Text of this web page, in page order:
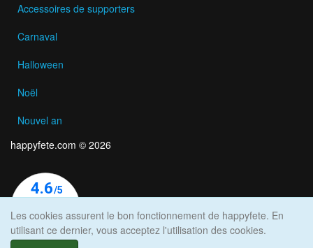
Accessoires de supporters
Carnaval
Halloween
Noël
Nouvel an
happyfete.com © 2026
Les cookies assurent le bon fonctionnement de happyfete. En
utilisant ce dernier, vous acceptez l'utilisation des cookies.